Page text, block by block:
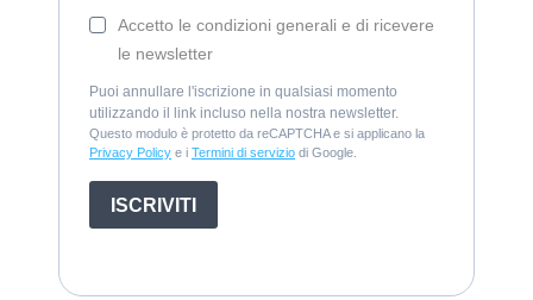
Accetto le condizioni generali e di ricevere
le newsletter
Puoi annullare l'iscrizione in qualsiasi momento
utilizzando il link incluso nella nostra newsletter.
Questo modulo è protetto da reCAPTCHA e si applicano la
Privacy Policy e i Termini di servizio di Google.
ISCRIVITI